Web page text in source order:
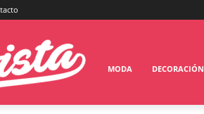
MODA DECORACIÓN